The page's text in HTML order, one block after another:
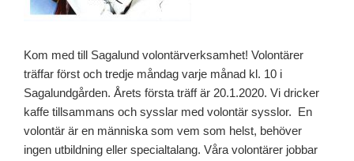
Kom med till Sagalund volontärverksamhet! Volontärer
träffar först och tredje måndag varje månad kl. 10 i
Sagalundgården. Årets första träff är 20.1.2020. Vi dricker
kaffe tillsammans och sysslar med volontär sysslor. En
volontär är en människa som vem som helst, behöver
ingen utbildning eller specialtalang. Våra volontärer jobbar